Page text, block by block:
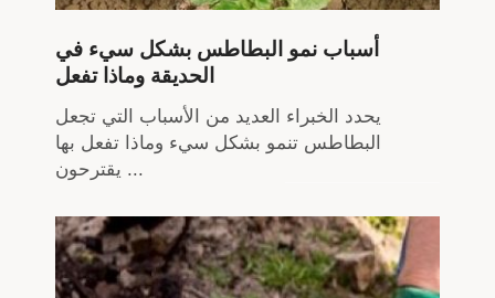
أسباب نمو البطاطس بشكل سيء في
الحديقة وماذا تفعل
يحدد الخبراء العديد من الأسباب التي تجعل
البطاطس تنمو بشكل سيء وماذا تفعل بها
يقترحون ...